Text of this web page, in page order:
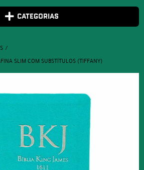
CATEGORIAS
SLIM COM SUBSTÍTULOS (TIFFANY)